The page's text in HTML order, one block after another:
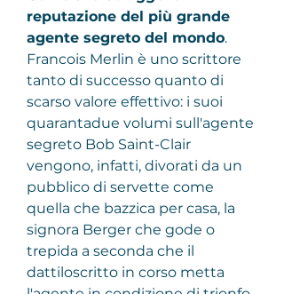
reputazione del più grande
agente segreto del mondo.
Francois Merlin è uno scrittore
tanto di successo quanto di
scarso valore effettivo: i suoi
quarantadue volumi sull'agente
segreto Bob Saint-Clair
vengono, infatti, divorati da un
pubblico di servette come
quella che bazzica per casa, la
signora Berger che gode o
trepida a seconda che il
dattiloscritto in corso metta